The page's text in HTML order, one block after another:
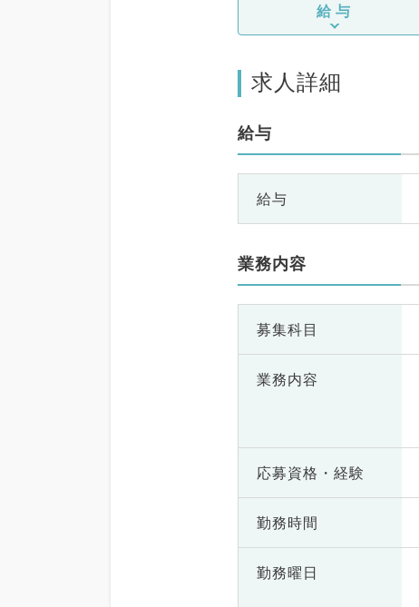
給与
求人詳細
給与
給与
業務内容
募集科目
業務内容
応募資格・ 経験
勤務時間
勤務曜日